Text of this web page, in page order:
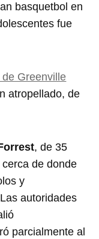
basquetbol en
fue
Greenville
atropellado, de
, de 35
de donde
y
autoridades
parcialmente al